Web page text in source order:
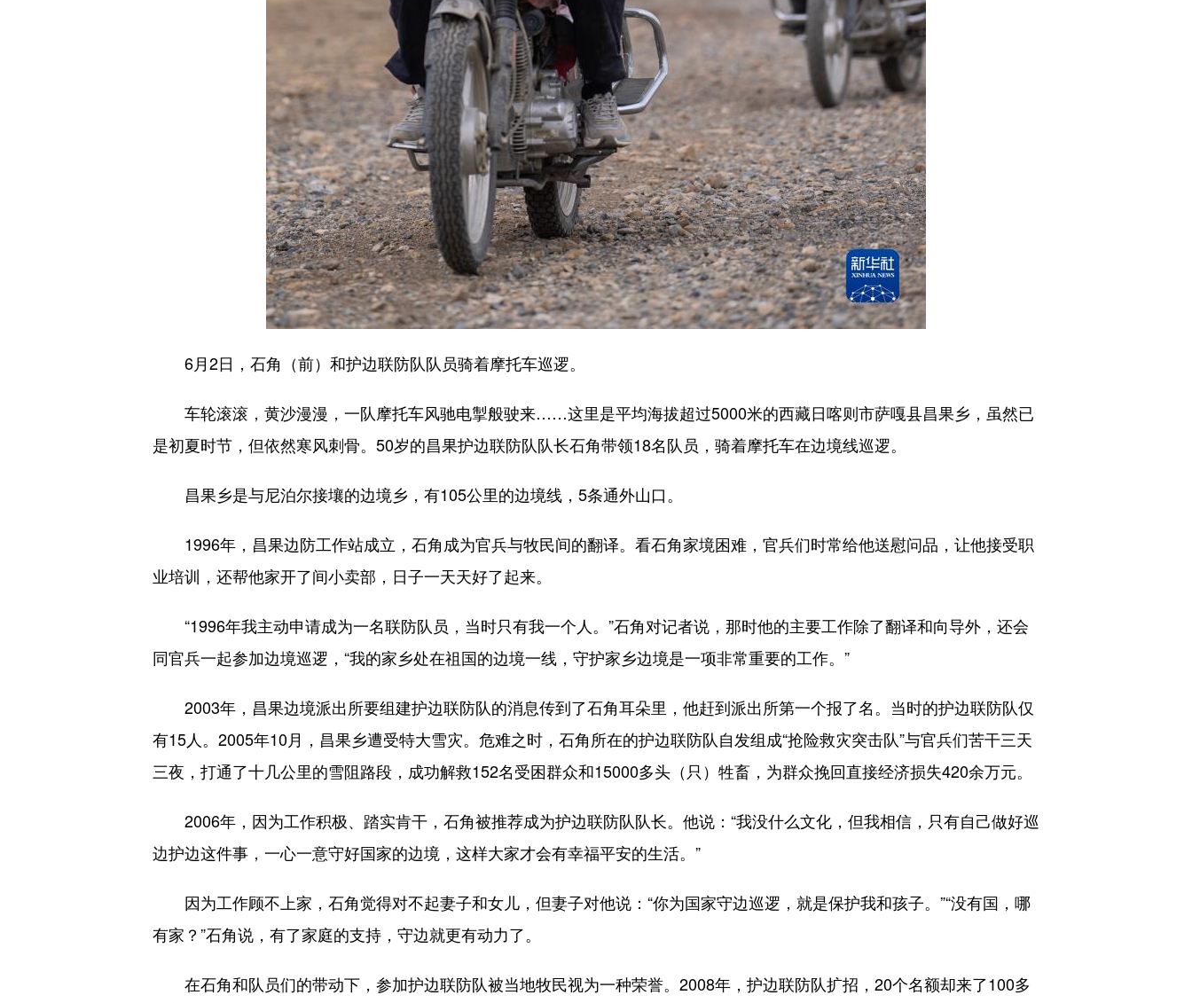
6月2日，石角（前）和护边联防队队员骑着摩托车巡逻。
车轮滚滚，黄沙漫漫，一队摩托车风驰电掣般驶来……这里是平均海拔超过5000米的西藏日喀则市萨嘎县昌果乡，虽然已
是初夏时节，但依然寒风刺骨。50岁的昌果护边联防队队长石角带领18名队员，骑着摩托车在边境线巡逻。
昌果乡是与尼泊尔接壤的边境乡，有105公里的边境线，5条通外山口。
1996年，昌果边防工作站成立，石角成为官兵与牧民间的翻译。看石角家境困难，官兵们时常给他送慰问品，让他接受职
业培训，还帮他家开了间小卖部，日子一天天好了起来。
“1996年我主动申请成为一名联防队员，当时只有我一个人。”石角对记者说，那时他的主要工作除了翻译和向导外，还会
同官兵一起参加边境巡逻，“我的家乡处在祖国的边境一线，守护家乡边境是一项非常重要的工作。”
2003年，昌果边境派出所要组建护边联防队的消息传到了石角耳朵里，他赶到派出所第一个报了名。当时的护边联防队仅
有15人。2005年10月，昌果乡遭受特大雪灾。危难之时，石角所在的护边联防队自发组成“抢险救灾突击队”与官兵们苦干三天
三夜，打通了十几公里的雪阻路段，成功解救152名受困群众和15000多头（只）牲畜，为群众挽回直接经济损失420余万元。
2006年，因为工作积极、踏实肯干，石角被推荐成为护边联防队队长。他说：“我没什么文化，但我相信，只有自己做好巡
边护边这件事，一心一意守好国家的边境，这样大家才会有幸福平安的生活。”
因为工作顾不上家，石角觉得对不起妻子和女儿，但妻子对他说：“你为国家守边巡逻，就是保护我和孩子。”“没有国，哪
有家？”石角说，有了家庭的支持，守边就更有动力了。
在石角和队员们的带动下，参加护边联防队被当地牧民视为一种荣誉。2008年，护边联防队扩招，20个名额却来了100多